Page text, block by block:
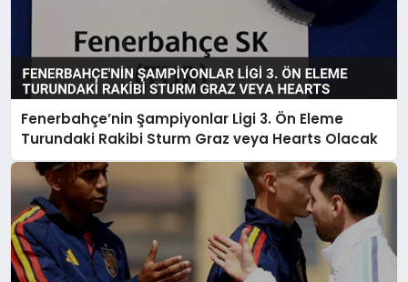
Fenerbahçe’nin Şampiyonlar Ligi 3. Ön Eleme
Turundaki Rakibi Sturm Graz veya Hearts Olacak